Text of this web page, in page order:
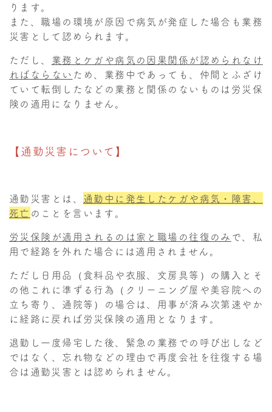
ります。
また、職場の環境が原因で病気が発症した場合も業務
災害として認められます。
ただし、 業務とケガや病気の因果関係が認められなけ
ればならない ため、業務中であっても、仲間とふざけ
ていて転倒したなどの業務と関係のないものは労災保
険の適用になりません。
【通勤災害について】
通勤災害とは、 通勤中に発生したケガや病気・障害、
死亡 のことを言います。
労災保険が適用されるのは家と職場の往復のみ で、私
用で経路を外れた場合には適用されません。
ただし日用品（食料品や衣服、文房具等）の購入とそ
の他これに準ずる行為（クリーニング屋や美容院への
立ち寄り、通院等）の場合は、用事が済み次第速やか
に経路に戻れば労災保険の適用となります。
退勤し一度帰宅した後、緊急の業務での呼び出しなど
ではなく、忘れ物などの理由で再度会社を往復する場
合は通勤災害とは認められません。